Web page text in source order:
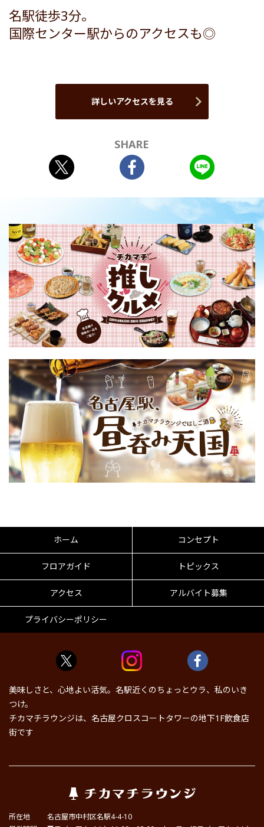
名駅徒歩3分。
国際センター駅からのアクセスも◎
詳しいアクセスを見る
SHARE
ホーム コンセプト
フロアガイド トピックス
アクセス アルバイト募集
プライバシーポリシー
美味しさと、心地よい活気。名駅近くのちょっとウラ、私のいき
つけ。
チカマチラウンジは、名古屋クロスコートタワーの地下1F飲食店
街です
所在地
名古屋市中村区名駅4-4-10